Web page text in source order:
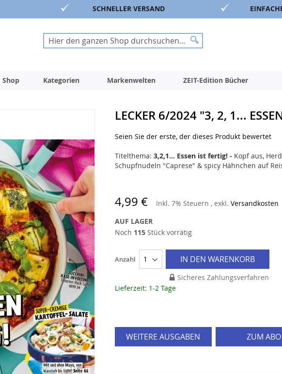
SCHNELLER VERSAND
Suche
Suche
Shop Kategorien Markenwelten ZEIT-Edition Bücher
LECKER 6/2024 "3, 2, 1...
Seien Sie der erste, der dieses Produkt bewertet
Titelthema: 3,2,1... Essen ist fertig! - Kopf aus,
Schupfnudeln "Caprese" & spicy Hähnchen auf
4,99 € Inkl. 7% Steuern , exkl. Versandkosten
AUF LAGER
Noch 115Stück vorrätig
Anzahl IN DEN WARENKORB
Sicheres Zahlungsverfahren
Lieferzeit: 1-2 Tage
WEITERE AUSGABEN ZUM ABO